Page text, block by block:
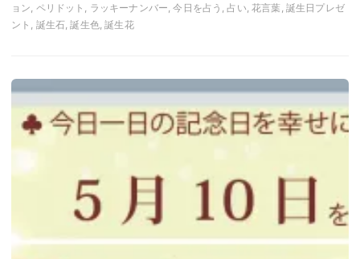
ョン, ペリドット, ラッキーナンバー, 今日を占う, 占い, 花言葉, 誕生日プレゼ
ント, 誕生石, 誕生色, 誕生花